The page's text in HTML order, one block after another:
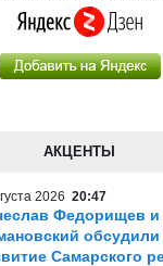
АКЦЕНТЫ
2026 20:47
Федорищев
обсудили
Самарского